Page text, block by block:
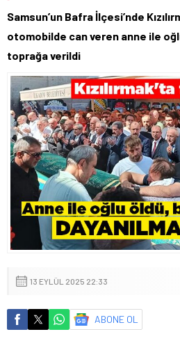
Samsun’un Bafra İlçesi’nde
otomobilde can veren anne ile
toprağa verildi
13 EYLÜL 2025 22:33
ABONE OL